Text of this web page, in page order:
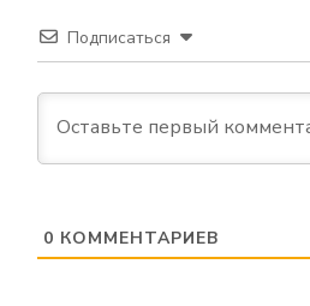
Подписаться
0 КОММЕНТАРИЕВ